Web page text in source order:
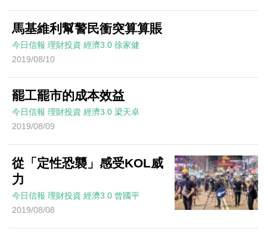
馬基維利幫警民衝突算算賬
今日信報 理財投資 經濟3.0 徐家健
2019/08/10
罷工罷市的成本效益
今日信報 理財投資 經濟3.0 梁天卓
2019/08/09
從「定性恐襲」感受KOL威
力
今日信報 理財投資 經濟3.0 曾國平
2019/08/08